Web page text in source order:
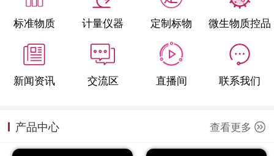
标准物质 计量仪器 定制标物 微生物质控品
新闻资讯 交流区 直播间 联系我们
产品中心 查看更多
微生物检测/质控品
定制标物
定制仪器
新闻资讯